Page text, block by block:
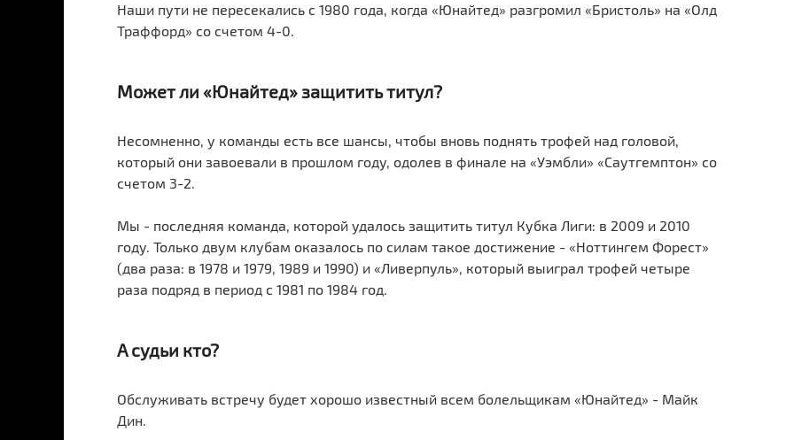
Наши пути не пересекались с 1980 года, когда «Юнайтед» разгромил «Бристоль» на «Олд
Траффорд» со счетом 4-0.
Может ли «Юнайтед» защитить титул?
Несомненно, у команды есть все шансы, чтобы вновь поднять трофей над головой,
который они завоевали в прошлом году, одолев в финале на «Уэмбли» «Саутгемптон» со
счетом 3-2.
Мы - последняя команда, которой удалось защитить титул Кубка Лиги: в 2009 и 2010
году. Только двум клубам оказалось по силам такое достижение - «Ноттингем Форест»
(два раза: в 1978 и 1979, 1989 и 1990) и «Ливерпуль», который выиграл трофей четыре
раза подряд в период с 1981 по 1984 год.
А судьи кто?
Обслуживать встречу будет хорошо известный всем болельщикам «Юнайтед» - Майк
Дин.